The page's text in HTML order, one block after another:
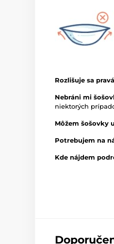
Rozlišuje sa
Nebráni mi
niektorých
Môžem šošovky
Potrebujem na
Kde nájdem